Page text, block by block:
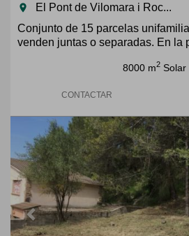
room
El Pont de Vilomara i Roc...
Conjunto de 15 parcelas
venden juntas o separadas. En la
8000 m2 Solar
CONTACTAR
Previous